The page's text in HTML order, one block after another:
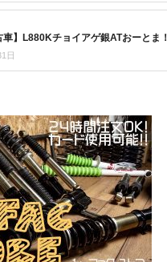
車】L880Kチョイアゲ銀ATおーとま！
日